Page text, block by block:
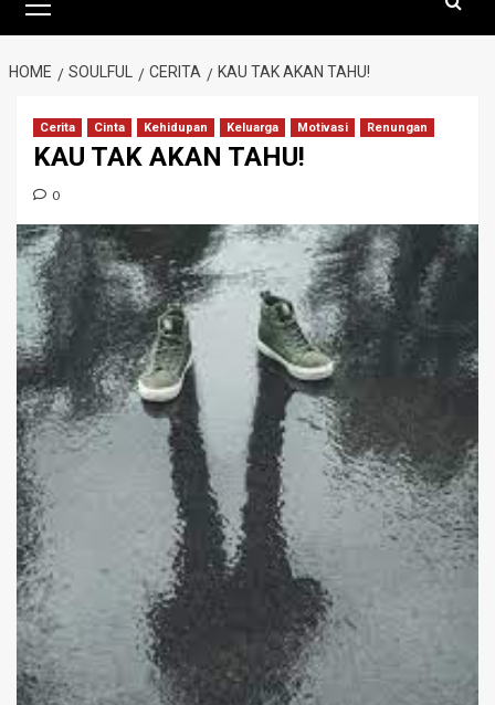
Menu
HOME SOULFUL CERITA KAU TAK AKAN TAHU!
Cerita Cinta Kehidupan Keluarga Motivasi Renungan
KAU TAK AKAN TAHU!
0